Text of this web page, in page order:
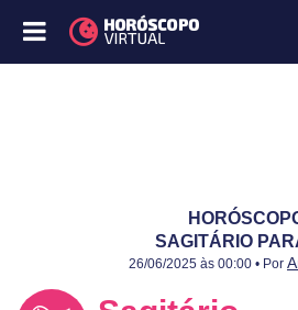
SAGITÁRIO
Publicado:
26/06/2025
Atualizado:
26/06/2025
26/06/2025 às 00:00 • Por